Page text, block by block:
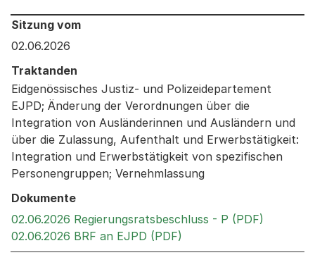
Behandelt an den folgenden Sitzungen: Informationen
Sitzung vom
02.06.2026
Traktanden
Eidgenössisches Justiz- und Polizeidepartement
EJPD; Änderung der Verordnungen über die
Integration von Ausländerinnen und Ausländern und
über die Zulassung, Aufenthalt und Erwerbstätigkeit:
Integration und Erwerbstätigkeit von spezifischen
Personengruppen; Vernehmlassung
Dokumente
02.06.2026 Regierungsratsbeschluss - P (PDF)
02.06.2026 BRF an EJPD (PDF)